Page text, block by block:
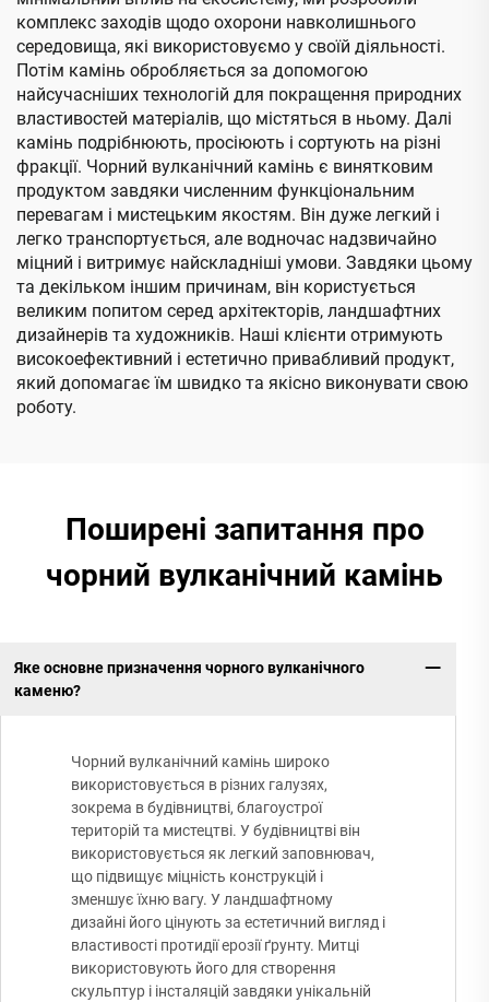
комплекс заходів щодо охорони навколишнього
середовища, які використовуємо у своїй діяльності.
Потім камінь обробляється за допомогою
найсучасніших технологій для покращення природних
властивостей матеріалів, що містяться в ньому. Далі
камінь подрібнюють, просіюють і сортують на різні
фракції. Чорний вулканічний камінь є винятковим
продуктом завдяки численним функціональним
перевагам і мистецьким якостям. Він дуже легкий і
легко транспортується, але водночас надзвичайно
міцний і витримує найскладніші умови. Завдяки цьому
та декільком іншим причинам, він користується
великим попитом серед архітекторів, ландшафтних
дизайнерів та художників. Наші клієнти отримують
високоефективний і естетично привабливий продукт,
який допомагає їм швидко та якісно виконувати свою
роботу.
Поширені запитання про
чорний вулканічний камінь
Яке основне призначення чорного вулканічного
каменю?
Чорний вулканічний камінь широко
використовується в різних галузях,
зокрема в будівництві, благоустрої
територій та мистецтві. У будівництві він
використовується як легкий заповнювач,
що підвищує міцність конструкцій і
зменшує їхню вагу. У ландшафтному
дизайні його цінують за естетичний вигляд і
властивості протидії ерозії ґрунту. Митці
використовують його для створення
скульптур і інсталяцій завдяки унікальній